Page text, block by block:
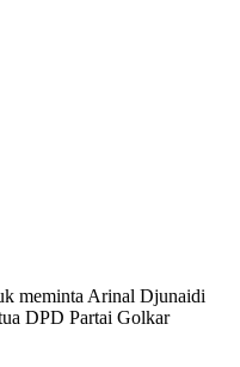
meminta Arinal Djunaidi
DPD Partai Golkar